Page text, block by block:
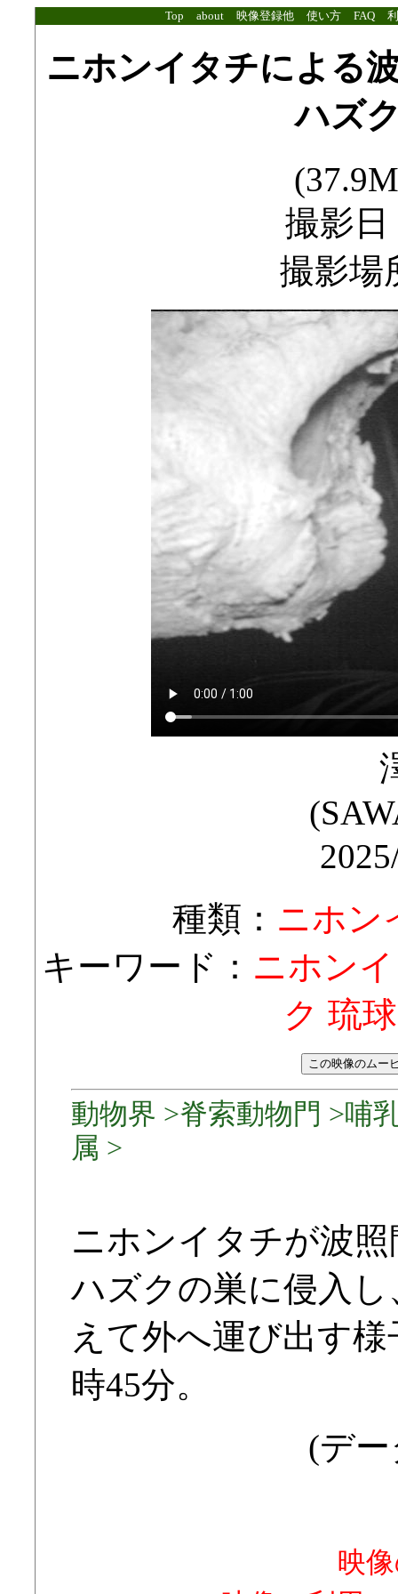
Top about 映像登録他 使い方 FAQ
ニホンイタチによる
ハズ
撮影日
撮影場
種類： ニホン
キーワード： ニホン
ク 琉
動物界 >脊索動物門 >哺
属 >
ニホンイタチが波
ハズクの巣に侵入
えて外へ運び出す様
時45分。
(デー
映